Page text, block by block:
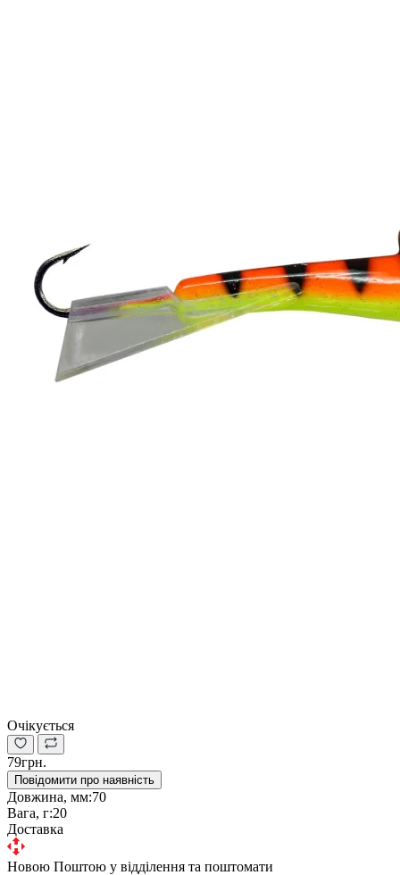
Очікується
79грн.
Повідомити про наявність
Довжина, мм:70
Вага, г:20
Доставка
Новою Поштою у відділення та поштомати